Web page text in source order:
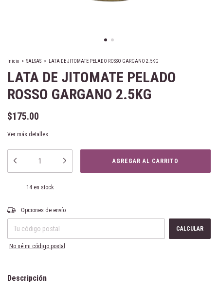
Inicio > SALSAS > LATA DE JITOMATE PELADO ROSSO GARGANO 2.5KG
LATA DE JITOMATE PELADO
ROSSO GARGANO 2.5KG
$175.00
Ver más detalles
14en stock
Entregas para el CP:
Opciones de envío
CALCULAR
No sé mi código postal
Descripción